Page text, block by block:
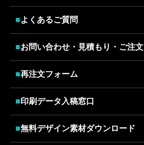
■よくあるご質問
■お問い合わせ・見積もり・ご注文
■再注文フォーム
■印刷データ入稿窓口
■無料デザイン素材ダウンロード